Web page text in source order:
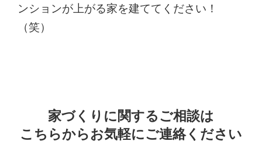
ンションが上がる家を建ててください！
（笑）
家づくりに関するご相談は
こちらからお気軽にご連絡ください